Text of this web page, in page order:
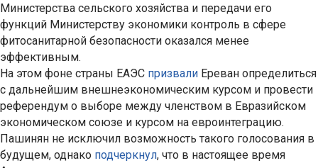
Министерства сельского хозяйства и передачи его
функций Министерству экономики контроль в сфере
фитосанитарной безопасности оказался менее
эффективным.
На этом фоне страны ЕАЭС призвали Ереван определиться
с дальнейшим внешнеэкономическим курсом и провести
референдум о выборе между членством в Евразийском
экономическом союзе и курсом на евроинтеграцию.
Пашинян не исключил возможность такого голосования в
будущем, однако подчеркнул, что в настоящее время